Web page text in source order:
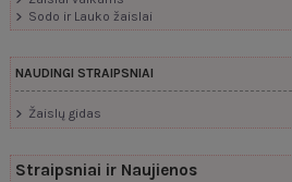
Sodo ir Lauko žaislai
NAUDINGI STRAIPSNIAI
Žaislų gidas
Straipsniai ir Naujienos